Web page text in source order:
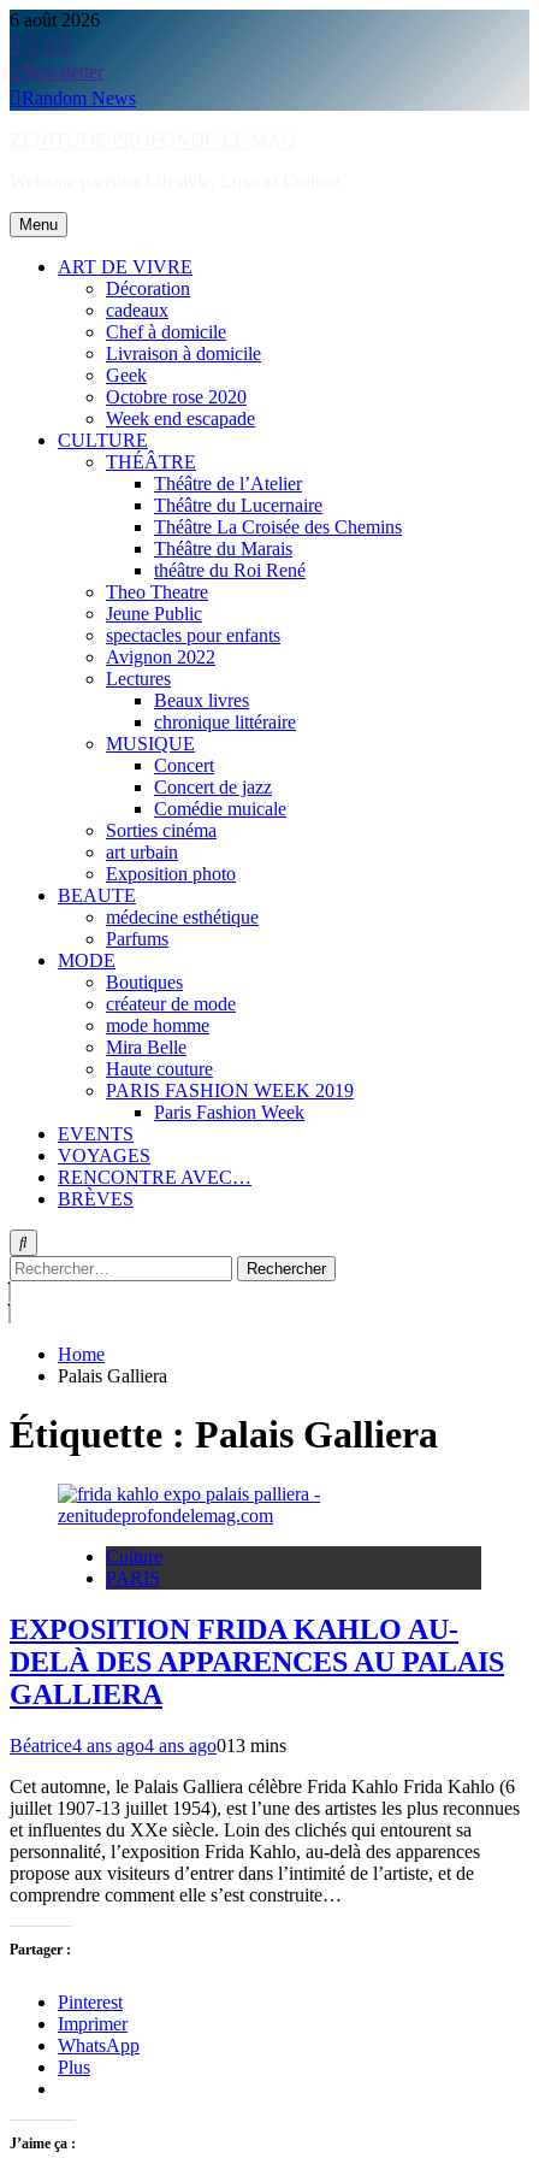
Skip
to
content
6 août 2026
Newsletter
Random News
Menu
ART DE VIVRE
Décoration
cadeaux
Chef à domicile
Livraison à domicile
Geek
Octobre rose 2020
Week end escapade
CULTURE
THÉÂTRE
Théâtre de l’Atelier
Théâtre du Lucernaire
Théâtre La Croisée des Chemins
Théâtre du Marais
théâtre du Roi René
Theo Theatre
Jeune Public
spectacles pour enfants
Avignon 2022
Lectures
Beaux livres
chronique littéraire
MUSIQUE
Concert
Concert de jazz
Comédie muicale
Sorties cinéma
art urbain
Exposition photo
BEAUTE
médecine esthétique
Parfums
MODE
Boutiques
créateur de mode
mode homme
Mira Belle
Haute couture
PARIS FASHION WEEK 2019
Paris Fashion Week
EVENTS
VOYAGES
RENCONTRE AVEC…
BRÈVES
Rechercher :
Home
Palais Galliera
Étiquette : Palais Galliera
Culture
PARIS
EXPOSITION FRIDA KAHLO AU-
DELÀ DES APPARENCES AU PALAIS
GALLIERA
Béatrice4 ans ago4 ans ago013 mins
Cet automne, le Palais Galliera célèbre Frida Kahlo Frida Kahlo (6
juillet 1907-13 juillet 1954), est l’une des artistes les plus reconnues
et influentes du XXe siècle. Loin des clichés qui entourent sa
personnalité, l’exposition Frida Kahlo, au-delà des apparences
propose aux visiteurs d’entrer dans l’intimité de l’artiste, et de
comprendre comment elle s’est construite…
Partager :
Pinterest
Imprimer
WhatsApp
Plus
J’aime ça :